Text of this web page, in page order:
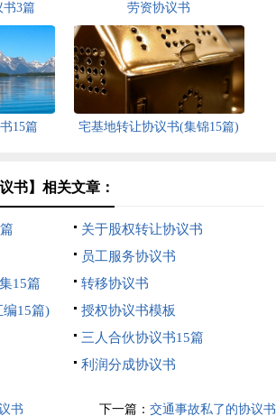
书3篇 劳资协议书
15篇 宅基地转让协议书(集锦15篇)
书】相关文章：
关于股权转让协议书
员工服务协议书
15篇
转移协议书
编15篇)
授权协议书模板
三人合伙协议书15篇
利润分成协议书
书 下一篇： 交通事故私了的协议书